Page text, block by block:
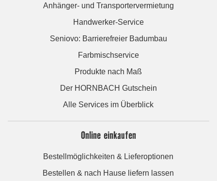
Anhänger- und Transportervermietung
Handwerker-Service
Seniovo: Barrierefreier Badumbau
Farbmischservice
Produkte nach Maß
Der HORNBACH Gutschein
Alle Services im Überblick
Online einkaufen
Bestellmöglichkeiten & Lieferoptionen
Bestellen & nach Hause liefern lassen